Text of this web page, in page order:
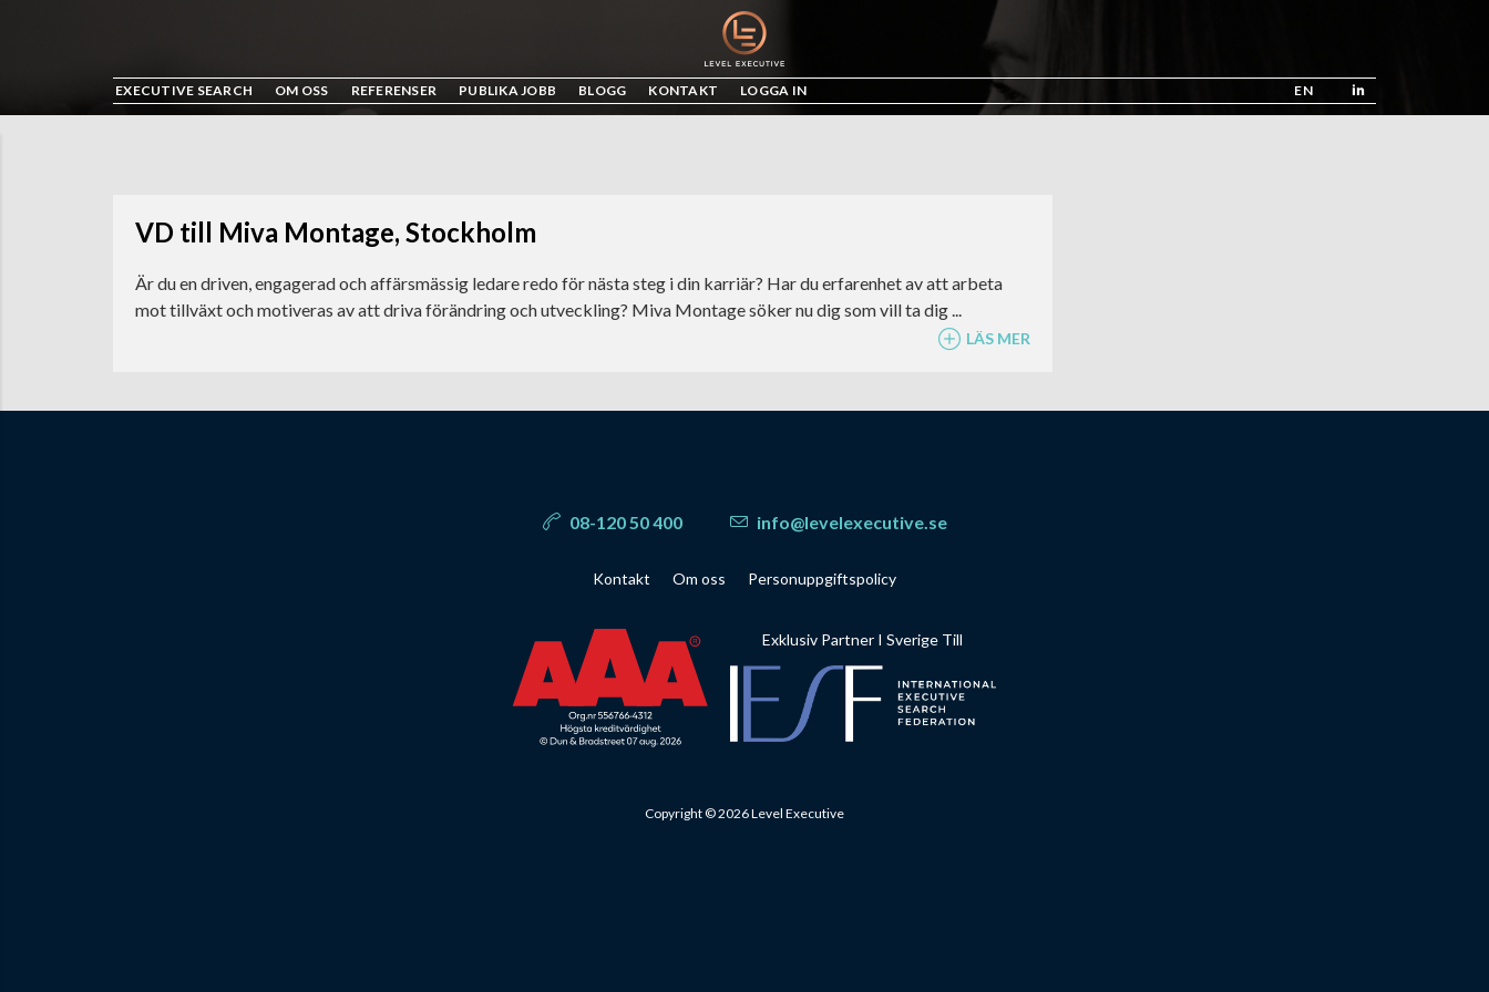
EXECUTIVE SEARCH OM OSS REFERENSER PUBLIKA JOBB BLOGG KONTAKT LOGGA IN EN
VD till Miva Montage, Stockholm
Är du en driven, engagerad och affärsmässig ledare redo för nästa steg i din karriär? Har du erfarenhet av att arbeta
mot tillväxt och motiveras av att driva förändring och utveckling? Miva Montage söker nu dig som vill ta dig ...
LÄS MER
08-120 50 400 info@levelexecutive.se
Kontakt Om oss Personuppgiftspolicy
Exklusiv Partner I Sverige Till
Copyright © 2026 Level Executive